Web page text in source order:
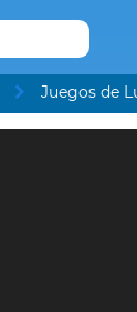
Juegos de